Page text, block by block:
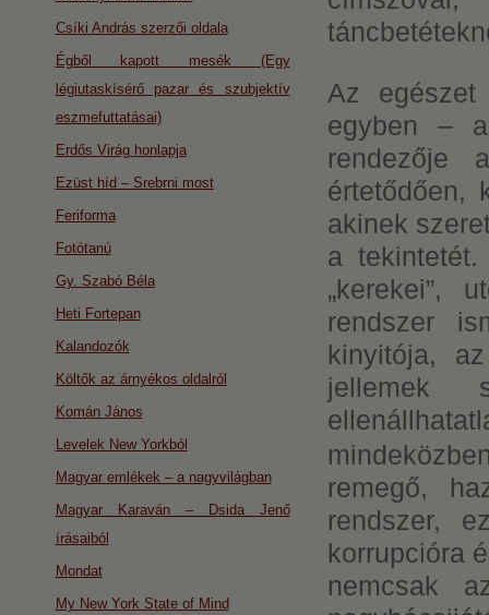
Az
egyben –
rendezője
értetődően,
akinek
a
„kerekei”,
rendszer
kinyitója,
jellemek
remegő,
rendszer,
korrupcióra
nemcsak
Csíki András szerzői oldala
Égből kapott mesék (Egy
légiutaskísérő pazar és szubjektív
eszmefuttatásai)
Erdős Virág honlapja
Ezüst híd – Srebrni most
Feriforma
Fotótanú
Gy. Szabó Béla
Heti Fortepan
Kalandozók
Költők az árnyékos oldalról
Komán János
Levelek New Yorkból
Magyar emlékek – a nagyvilágban
Magyar Karaván – Dsida Jenő
írásaiból
Mondat
My New York State of Mind